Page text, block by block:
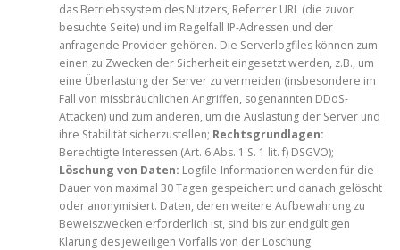
das Betriebssystem des Nutzers, Referrer URL (die zuvor
besuchte Seite) und im Regelfall IP-Adressen und der
anfragende Provider gehören. Die Serverlogfiles können zum
einen zu Zwecken der Sicherheit eingesetzt werden, z.B., um
eine Überlastung der Server zu vermeiden (insbesondere im
Fall von missbräuchlichen Angriffen, sogenannten DDoS-
Attacken) und zum anderen, um die Auslastung der Server und
ihre Stabilität sicherzustellen; Rechtsgrundlagen:
Berechtigte Interessen (Art. 6 Abs. 1 S. 1 lit. f) DSGVO);
Löschung von Daten: Logfile-Informationen werden für die
Dauer von maximal 30 Tagen gespeichert und danach gelöscht
oder anonymisiert. Daten, deren weitere Aufbewahrung zu
Beweiszwecken erforderlich ist, sind bis zur endgültigen
Klärung des jeweiligen Vorfalls von der Löschung